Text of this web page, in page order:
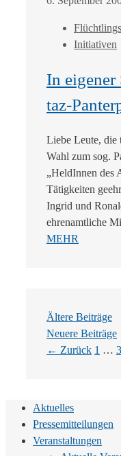
Initiativen
In eigener
taz-
Liebe Leute, die
Wahl zum sog.
„HeldInnen des
Tätigkeiten
Ingrid und
ehrenamtliche
MEHR
Ältere Beiträge
Neuere Beiträge
← Zurück Seite
1 …
Aktuelles
Pressemitteilungen
Veranstaltungen